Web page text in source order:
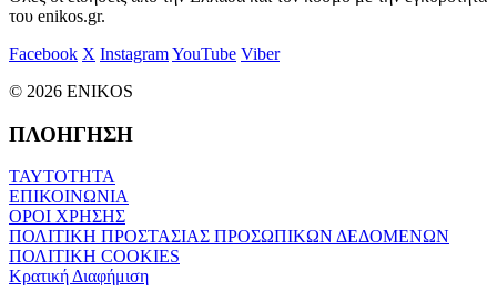
του enikos.gr.
Facebook X InstagramYouTube Viber
© 2026 ENIKOS
ΠΛΟΗΓΗΣΗ
ΤΑΥΤΟΤΗΤΑ
ΕΠΙΚΟΙΝΩΝΙΑ
ΟΡΟΙ ΧΡΗΣΗΣ
ΠΟΛΙΤΙΚΗ ΠΡΟΣΤΑΣΙΑΣ ΠΡΟΣΩΠΙΚΩΝ ΔΕΔΟΜΕΝΩΝ
ΠΟΛΙΤΙΚΗ COOKIES
Κρατική Διαφήμιση